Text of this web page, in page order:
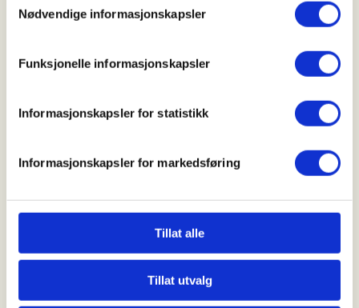
Nødvendige informasjonskapsler
Funksjonelle informasjonskapsler
Informasjonskapsler for statistikk
Informasjonskapsler for markedsføring
Tillat alle
Tillat utvalg
Dette irriterer nordmenn mest
Forsøpling og hundebæsj i naturen er det